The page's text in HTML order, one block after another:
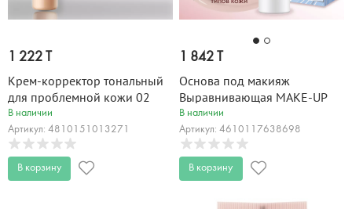
1 222 T
Крем-корректор тональный
для проблемной кожи 02
Натур Classic 20 мл
В наличии
Артикул: 4810151013271
В корзину
1 842 T
Основа под макияж
Выравнивающая MAKE-UP
BASE Beauty Visage 30 мл
В наличии
Артикул: 4610117638698
В корзину